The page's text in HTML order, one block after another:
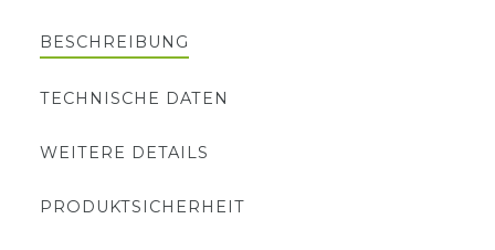
BESCHREIBUNG
TECHNISCHE DATEN
WEITERE DETAILS
PRODUKTSICHERHEIT